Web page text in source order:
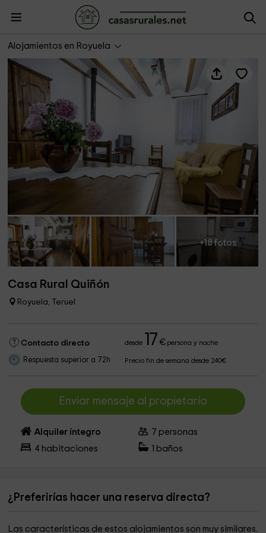
Alojamientos en Royuela
+18 fotos
Casa Rural Quiñón
Royuela, Teruel
Contacto directo desde 17 €persona y noche
Respuesta superior a 72h Precio fin de semana desde 240€
Enviar mensaje al propietario
Alquiler íntegro 7 personas
4 habitaciones baños
¿Preferirías hacer una reserva directa?
Las características de estos alojamientos son muy similares.